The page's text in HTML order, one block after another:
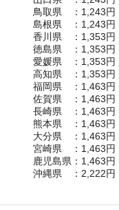
鳥取県 ：1,243円（
島根県 ：1,243円（
香川県 ：1,353円（
徳島県 ：1,353円（
愛媛県 ：1,353円（
高知県 ：1,353円（
福岡県 ：1,463円（
佐賀県 ：1,463円（
長崎県 ：1,463円（
熊本県 ：1,463円（
大分県 ：1,463円（
宮崎県 ：1,463円（
鹿児島県：1,463円
沖縄県 ：2,222円